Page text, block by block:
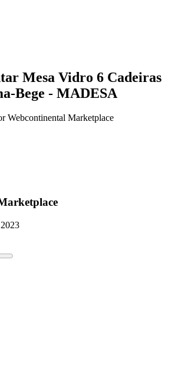
Mesa Vidro 6 Cadeiras
Bege - MADESA
Webcontinental Marketplace